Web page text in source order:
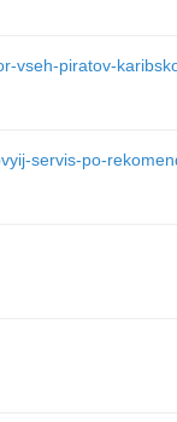
vseh-piratov-
servis-po-